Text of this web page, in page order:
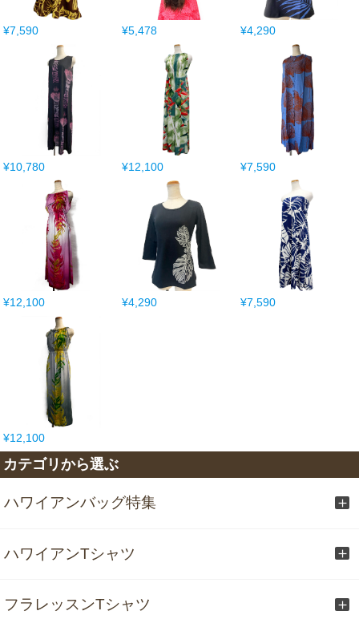
¥7,590 ¥5,478 ¥4,290
¥10,780 ¥12,100 ¥7,590
¥12,100 ¥4,290 ¥7,590
¥12,100
カテゴリから選ぶ
ハワイアンバッグ特集
ハワイアンTシャツ
フラレッスンTシャツ